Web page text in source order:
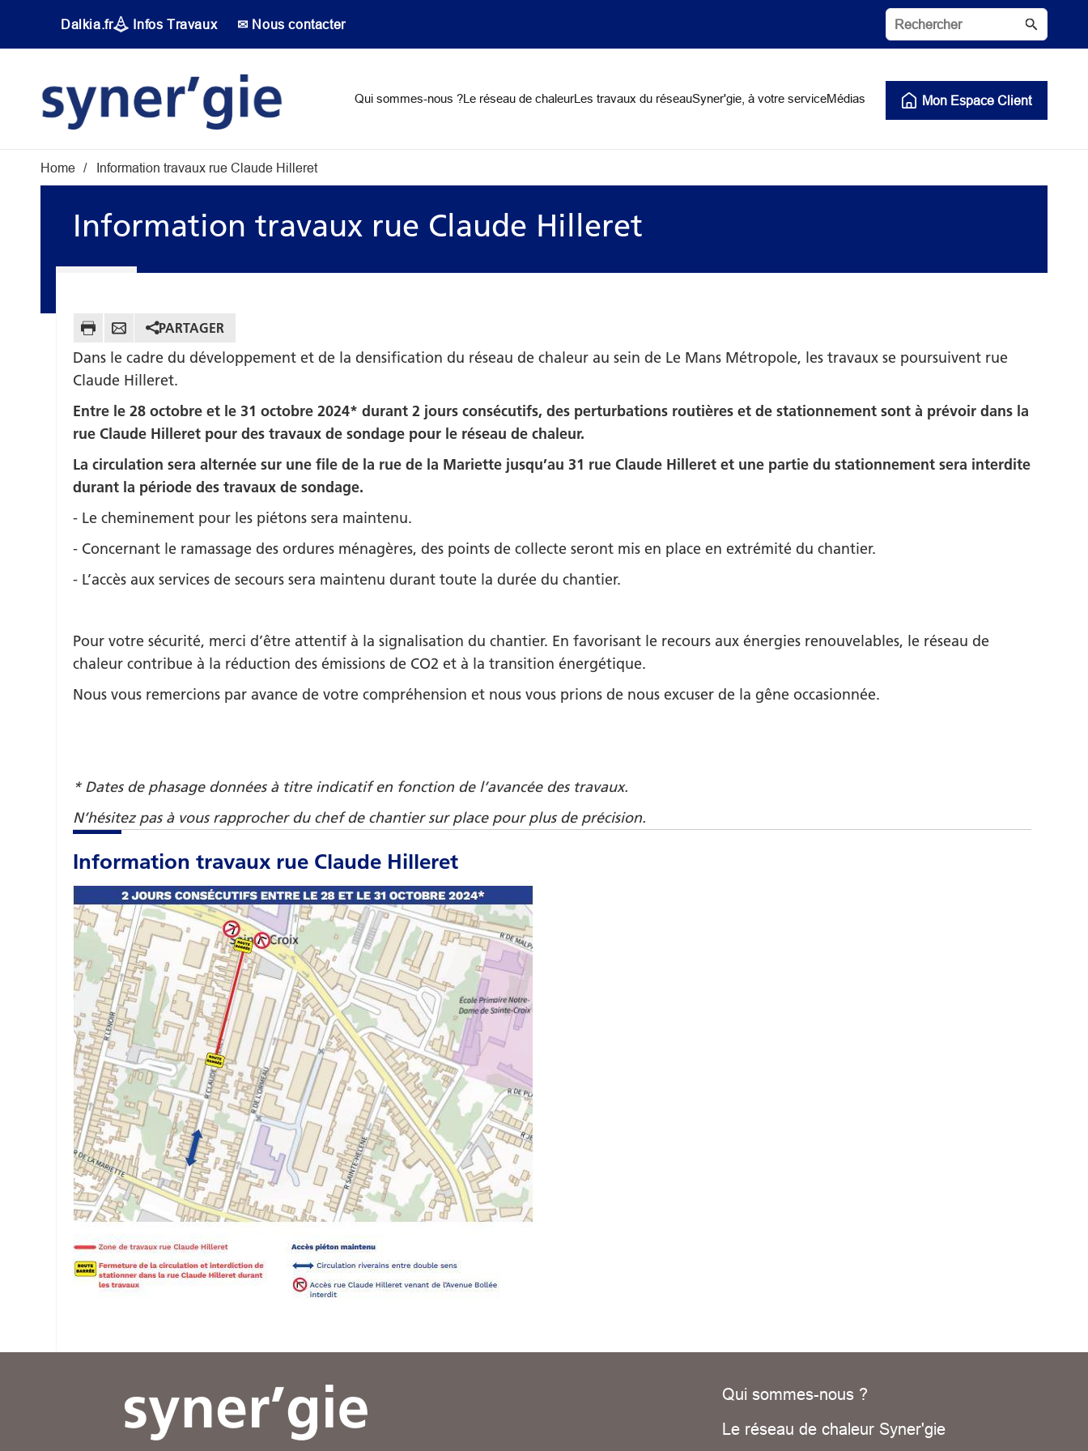
Dalkia.fr Infos Travaux ✉ Nous contacter
Qui sommes-nous ?Le réseau de chaleurLes travaux du réseauSyner'gie, à votre serviceMédias Mon Espace Client
Fil d'Ariane
Home Information travaux rue Claude Hilleret
Information travaux rue Claude Hilleret
PARTAGER
Dans le cadre du développement et de la densification du réseau de chaleur au sein de Le Mans Métropole, les travaux se poursuivent rue
Claude Hilleret.
Entre le 28 octobre et le 31 octobre 2024* durant 2 jours consécutifs, des perturbations routières et de stationnement sont à prévoir dans la
rue Claude Hilleret pour des travaux de sondage pour le réseau de chaleur.
La circulation sera alternée sur une file de la rue de la Mariette jusqu’au 31 rue Claude Hilleret et une partie du stationnement sera interdite
durant la période des travaux de sondage.
- Le cheminement pour les piétons sera maintenu.
- Concernant le ramassage des ordures ménagères, des points de collecte seront mis en place en extrémité du chantier.
- L’accès aux services de secours sera maintenu durant toute la durée du chantier.
Pour votre sécurité, merci d’être attentif à la signalisation du chantier. En favorisant le recours aux énergies renouvelables, le réseau de
chaleur contribue à la réduction des émissions de CO2 et à la transition énergétique.
Nous vous remercions par avance de votre compréhension et nous vous prions de nous excuser de la gêne occasionnée.
* Dates de phasage données à titre indicatif en fonction de l’avancée des travaux.
N’hésitez pas à vous rapprocher du chef de chantier sur place pour plus de précision.
Information travaux rue Claude Hilleret
Qui sommes-nous ?
Le réseau de chaleur Syner'gie